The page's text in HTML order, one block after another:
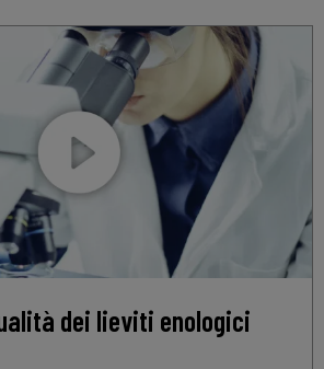
dei lieviti enologici